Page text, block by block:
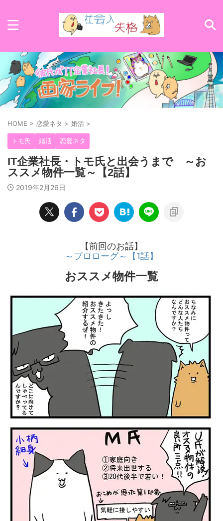
HOME > 恋愛ネタ > 婚活 >
トモ氏 婚活 恋愛ネタ
IT企業社長・トモ氏と出会うまで ～お
ススメ物件一覧～【2話】
2019年2月26日
【前回のお話】
～プロローグ～【1話】
おススメ物件一覧